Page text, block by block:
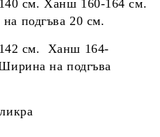
Ханш 160-164 см.
подгъва 20 см.
см. Ханш 164-
на подгъва